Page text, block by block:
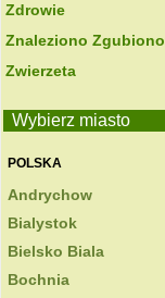
Zdrowie
Znaleziono Zgubiono
Zwierzeta
Wybierz miasto
POLSKA
Andrychow
Bialystok
Bielsko Biala
Bochnia